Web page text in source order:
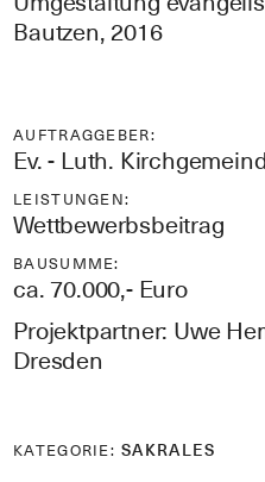
Bautzen, 2016
AUFTRAGGEBER:
Ev. - Luth.
LEISTUNGEN:
Wettbewerbsbeitrag
BAUSUMME:
ca. 70.000,- Euro
Projektpartner: Uwe
Dresden
KATEGORIE: SAKRALES